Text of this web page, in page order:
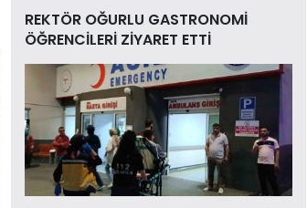
REKTÖR OĞURLU GASTRONOMİ
ÖĞRENCİLERİ ZİYARET ETTİ